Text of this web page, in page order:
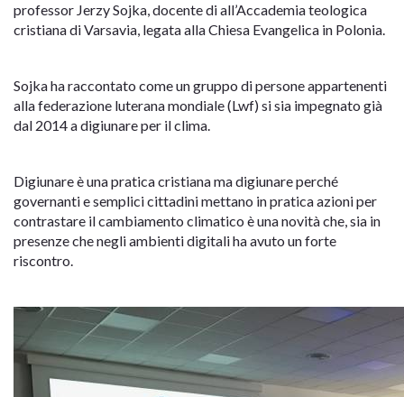
professor Jerzy Sojka, docente di all’Accademia teologica
cristiana di Varsavia, legata alla Chiesa Evangelica in Polonia.
Sojka ha raccontato come un gruppo di persone appartenenti
alla federazione luterana mondiale (Lwf) si sia impegnato già
dal 2014 a digiunare per il clima.
Digiunare è una pratica cristiana ma digiunare perché
governanti e semplici cittadini mettano in pratica azioni per
contrastare il cambiamento climatico è una novità che, sia in
presenze che negli ambienti digitali ha avuto un forte
riscontro.